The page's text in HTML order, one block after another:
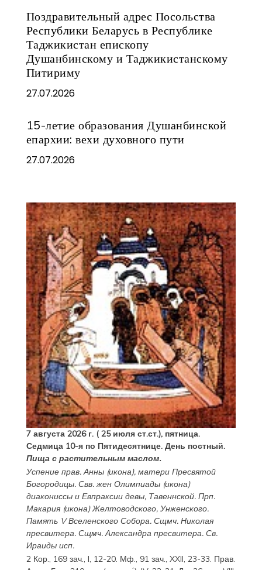
Поздравительный адрес Посольства
Республики Беларусь в Республике
Таджикистан епископу
Душанбинскому и Таджикистанскому
Питириму
27.07.2026
15-летие образования Душанбинской
епархии: вехи духовного пути
27.07.2026
7 августа 2026 г. ( 25 июля ст.ст.), пятница.
Седмица 10-я по Пятидесятнице. День постный.
Пища с растительным маслом.
Успение прав.Анны(икона), матери Пресвятой
Богородицы. Свв. жен Олимпиады(икона)
диакониссы и Евпраксиидевы, Тавеннской. Прп.
Макария(икона) Желтоводского, Унженского.
Память V Вселенского Собора. Сщмч. Николая
пресвитера. Сщмч.Александрапресвитера. Св.
Ираидыисп.
2 Кор., 169 зач., I, 12-20. Мф., 91 зач., XXII, 23-33. Прав.